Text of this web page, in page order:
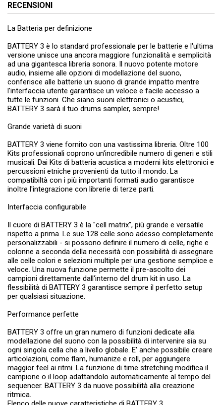
RECENSIONI
La Batteria per definizione
BATTERY 3 è lo standard professionale per le batterie e l'ultima
versione unisce una ancora maggiore funzionalità e semplicità
ad una gigantesca libreria sonora. Il nuovo potente motore
audio, insieme alle opzioni di modellazione del suono,
conferisce alle batterie un suono di grande impatto mentre
l'interfaccia utente garantisce un veloce e facile accesso a
tutte le funzioni. Che siano suoni elettronici o acustici,
BATTERY 3 sarà il tuo drums sampler, sempre!
Grande varietà di suoni
BATTERY 3 viene fornito con una vastissima libreria. Oltre 100
Kits professionali coprono un'incredibile numero di generi e stili
musicali. Dai Kits di batteria acustica a moderni kits elettronici e
percussioni etniche provenienti da tutto il mondo. La
compatibiltà con i più importanti formati audio garantisce
inoltre l'integrazione con librerie di terze parti.
Interfaccia configurabile
Il cuore di BATTERY 3 è la "cell matrix", più grande e versatile
rispetto a prima. Le sue 128 celle sono adesso completamente
personalizzabili - si possono definire il numero di celle, righe e
colonne a seconda della necessità con possibilità di assegnare
alle celle colori e selezioni multiple per una gestione semplice e
veloce. Una nuova funzione permette il pre-ascolto dei
campioni direttamente dall'interno del drum kit in uso. La
flessibilità di BATTERY 3 garantisce sempre il perfetto setup
per qualsiasi situazione.
Performance perfette
BATTERY 3 offre un gran numero di funzioni dedicate alla
modellazione del suono con la possibilità di intervenire sia su
ogni singola cella che a livello globale. E' anche possibile creare
articolazioni, come flam, humanize e roll, per aggiungere
maggior feel ai ritmi. La funzione di time stretching modifica il
campione o il loop adattandolo automaticamente al tempo del
sequencer. BATTERY 3 da nuove possibilità alla creazione
ritmica.